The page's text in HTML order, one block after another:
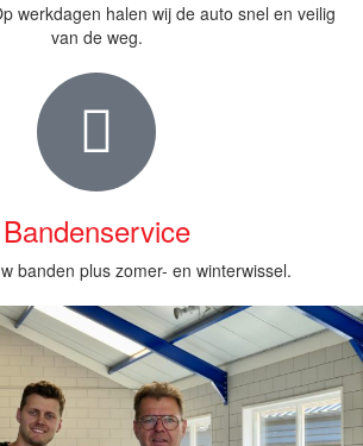
werkdagen halen wij de auto snel en veilig
van de weg.
Bandenservice
banden plus zomer- en winterwissel.